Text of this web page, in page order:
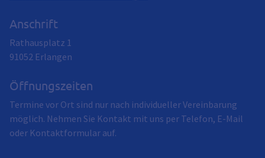
Anschrift
Rathausplatz 1
91052 Erlangen
Öffnungszeiten
Termine vor Ort sind nur nach individueller Vereinbarung
möglich. Nehmen Sie Kontakt mit uns per Telefon, E-Mail
oder Kontaktformular auf.